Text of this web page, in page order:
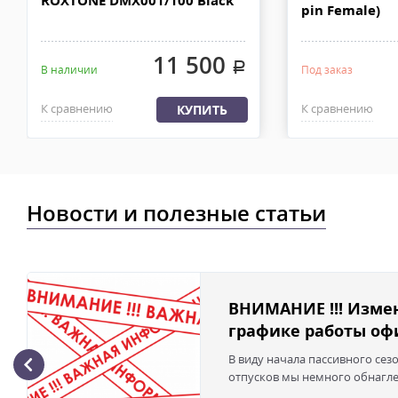
В наличии 11 500 .
К сравнению КУПИТЬ
pin Female)
Под заказ
К сравнению
Новости и полезные статьи
ВНИМАНИЕ !!!
графике работы
В виду начала пассивного
отпусков мы немного